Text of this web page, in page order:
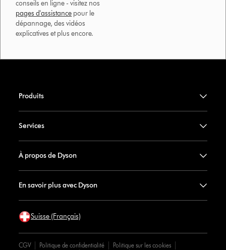
conseils en ligne - visitez nos
pages d'assistance pour le
dépannage, des vidéos
explicatives et plus encore.
Produits
Services
À propos de Dyson
En savoir plus avec Dyson
Suisse (Français)
CGV Politique de confidentialité
Politique sur les cookies